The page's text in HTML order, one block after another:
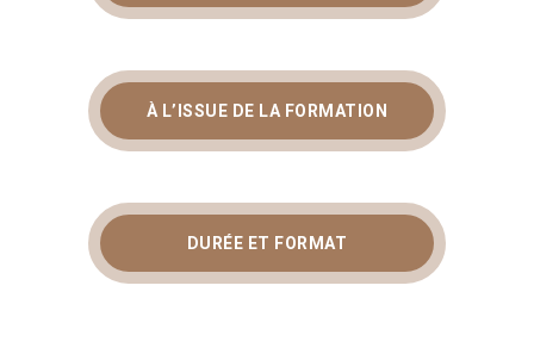
À L’ISSUE DE LA FORMATION
DURÉE ET FORMAT